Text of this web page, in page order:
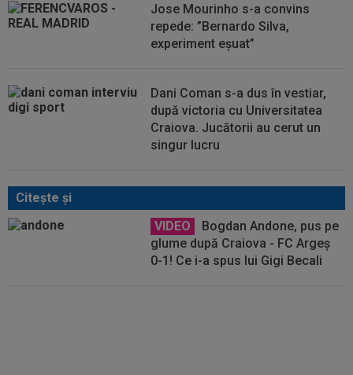
Jose Mourinho s-a convins
repede: ”Bernardo Silva,
experiment eșuat”
Dani Coman s-a dus în vestiar,
după victoria cu Universitatea
Craiova. Jucătorii au cerut un
singur lucru
Citeşte şi
VIDEO
Bogdan Andone, pus pe
glume după Craiova - FC Argeș
0-1! Ce i-a spus lui Gigi Becali